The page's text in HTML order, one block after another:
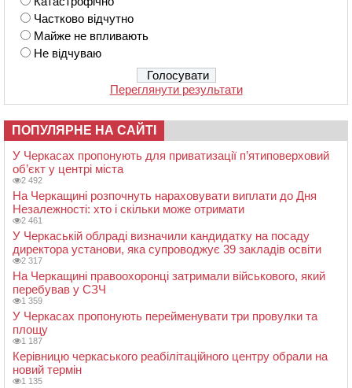
Частково відчутно
Майже не впливають
Не відчуваю
Переглянути результати
ПОПУЛЯРНЕ НА САЙТІ
У Черкасах пропонують для приватизації п’ятиповерховий
об’єкт у центрі міста
2 492
На Черкащині розпочнуть нараховувати виплати до Дня
Незалежності: хто і скільки може отримати
2 461
У Черкаській облраді визначили кандидатку на посаду
директора установи, яка супроводжує 39 закладів освіти
2 317
На Черкащині правоохоронці затримали військового, який
перебував у СЗЧ
1 359
У Черкасах пропонують перейменувати три провулки та
площу
1 187
Керівницю черкаського реабілітаційного центру обрали на
новий термін
1 135